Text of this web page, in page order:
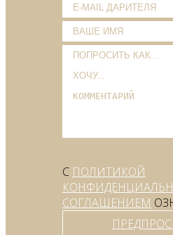
С ПОЛИТИКОЙ
СОГЛАШЕНИЕМ